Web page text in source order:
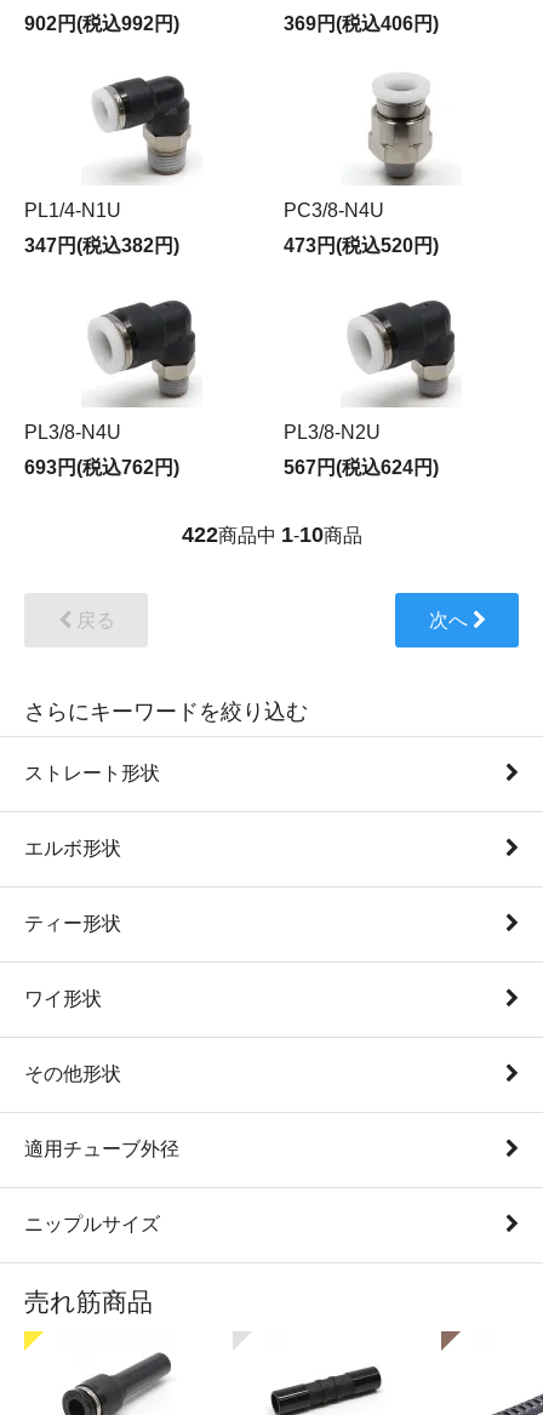
902円(税込992円)
369円(税込406円)
PL1/4-N1U
347円(税込382円)
PC3/8-N4U
473円(税込520円)
PL3/8-N4U
693円(税込762円)
PL3/8-N2U
567円(税込624円)
422商品中 1-10商品
戻る 次へ
さらにキーワードを絞り込む
ストレート形状
エルボ形状
ティー形状
ワイ形状
その他形状
適用チューブ外径
ニップルサイズ
売れ筋商品